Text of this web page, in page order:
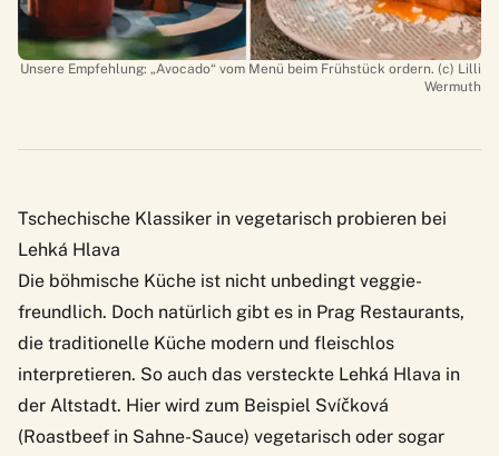
Unsere Empfehlung: „Avocado“ vom Menü beim Frühstück ordern. (c) Lilli
Wermuth
Tschechische Klassiker in vegetarisch probieren bei
Lehká Hlava
Die böhmische Küche ist nicht unbedingt veggie-
freundlich. Doch natürlich gibt es in Prag Restaurants,
die traditionelle Küche modern und fleischlos
interpretieren. So auch das versteckte Lehká Hlava in
der Altstadt. Hier wird zum Beispiel Svíčková
(Roastbeef in Sahne-Sauce) vegetarisch oder sogar